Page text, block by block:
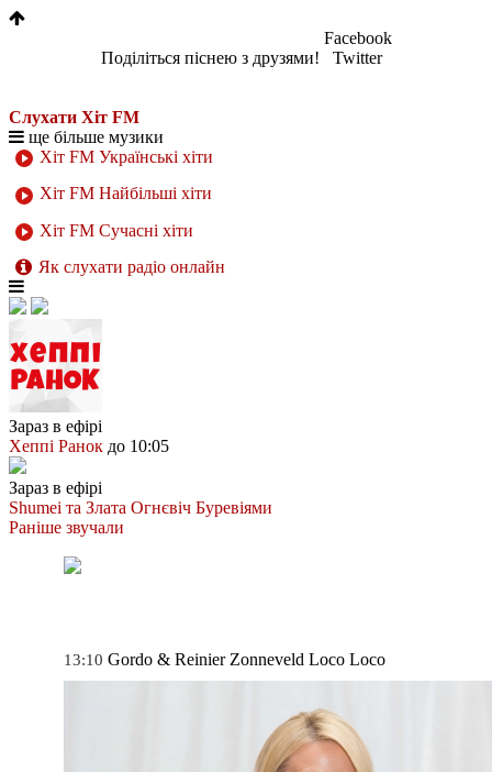
Поділіться піснею з друзями!
Facebook
Twitter
Слухати Хіт FM
ще більше музики
Хіт FM Українські хіти
Хіт FM Найбільші хіти
Хіт FM Сучасні хіти
Як слухати радіо онлайн
Зараз в ефірі
Хеппі Ранок до 10:05
Зараз в ефірі
Shumei та Злата Огнєвіч Буревіями
Раніше звучали
13:10 Gordo & Reinier Zonneveld Loco Loco